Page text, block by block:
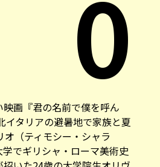
0
画『君の名前で僕を呼ん
イタリアの避暑地で家族と夏
（ティモシー・シャラ
でギリシャ・ローマ美術史